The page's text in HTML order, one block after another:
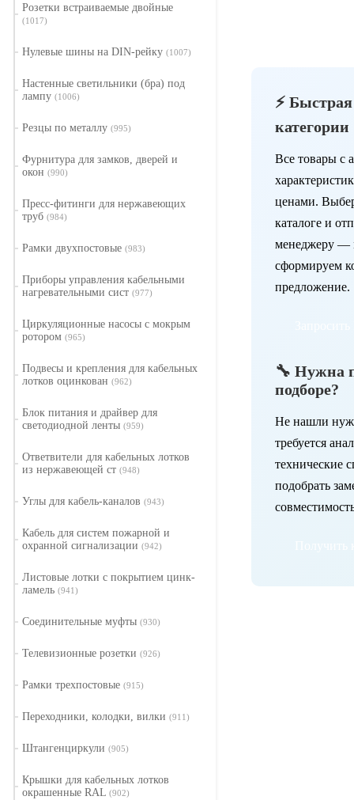
Розетки встраиваемые двойные
(1017)
Нулевые шины на DIN-рейку (1007)
Настенные светильники (бра) под
лампу (1006)
Резцы по металлу (995)
Фурнитура для замков, дверей и
окон (990)
Пресс-фитинги для нержавеющих
труб (984)
Рамки двухпостовые (983)
Приборы управления кабельными
нагревательными сист (977)
Циркуляционные насосы с мокрым
ротором (965)
Подвесы и крепления для кабельных
лотков оцинкован (962)
Блок питания и драйвер для
светодиодной ленты (959)
Ответвители для кабельных лотков
из нержавеющей ст (948)
Углы для кабель-каналов (943)
Кабель для систем пожарной и
охранной сигнализации (942)
Листовые лотки с покрытием цинк-
ламель (941)
Соединительные муфты (930)
Телевизионные розетки (926)
Рамки трехпостовые (915)
Переходники, колодки, вилки (911)
Штангенциркули (905)
Крышки для кабельных лотков
окрашенные RAL (902)
⚡
категории
Все товары с
ценами.
каталоге и
менеджеру —
сформируем
предложение.
🔧 Нужна
подборе?
Не нашли
требуется
технические
подобрать